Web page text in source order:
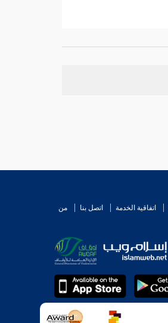
اتفاقية الخدمة اتصل بنا
من